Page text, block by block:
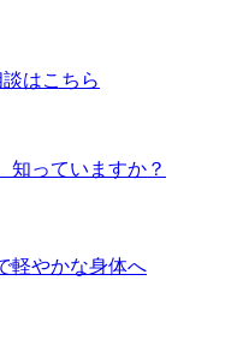
知っていますか？
軽やかな身体へ